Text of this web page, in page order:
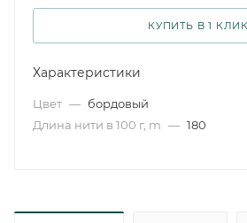
КУПИТЬ В 1 КЛИК
Характеристики
Цвет — бордовый
Длина нити в 100 г, m — 180